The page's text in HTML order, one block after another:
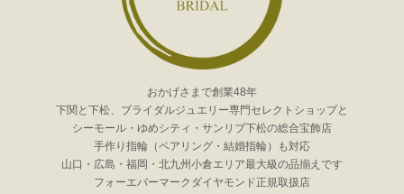
おかげさまで創業48年
下関と下松、ブライダルジュエリー専門セレクトショップと
シーモール・ゆめシティ・サンリブ下松の総合宝飾店
手作り指輪（ペアリング・結婚指輪）も対応
山口・広島・福岡・北九州小倉エリア最大級の品揃えです
フォーエバーマークダイヤモンド正規取扱店